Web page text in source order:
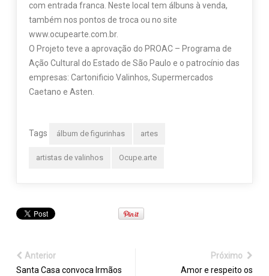
com entrada franca. Neste local tem álbuns à venda,
também nos pontos de troca ou no site
www.ocupearte.com.br.
O Projeto teve a aprovação do PROAC – Programa de
Ação Cultural do Estado de São Paulo e o patrocínio das
empresas: Cartonificio Valinhos, Supermercados
Caetano e Asten.
Tags álbum de figurinhas artes
artistas de valinhos Ocupe.arte
Anterior
Santa Casa convoca Irmãos
Próximo
Amor e respeito os